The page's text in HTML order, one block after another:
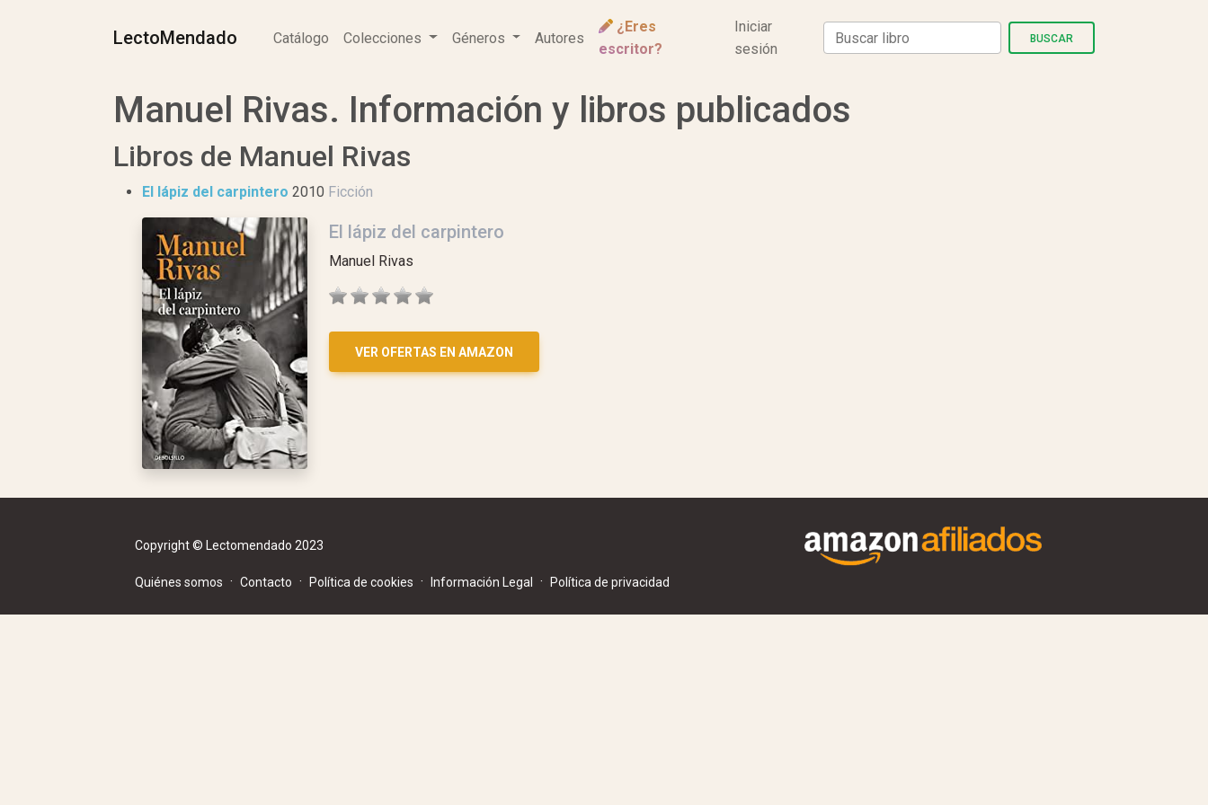
LectoMendado Catálogo Colecciones Géneros Autores
¿Eres
escritor?
Iniciar
sesión
BUSCAR
Manuel Rivas. Información y libros publicados
Libros de Manuel Rivas
El lápiz del carpintero 2010 Ficción
El lápiz del carpintero
Manuel Rivas
VER OFERTAS EN AMAZON
Copyright © Lectomendado 2023
Quiénes somos · Contacto · Política de cookies · Información Legal · Política de privacidad